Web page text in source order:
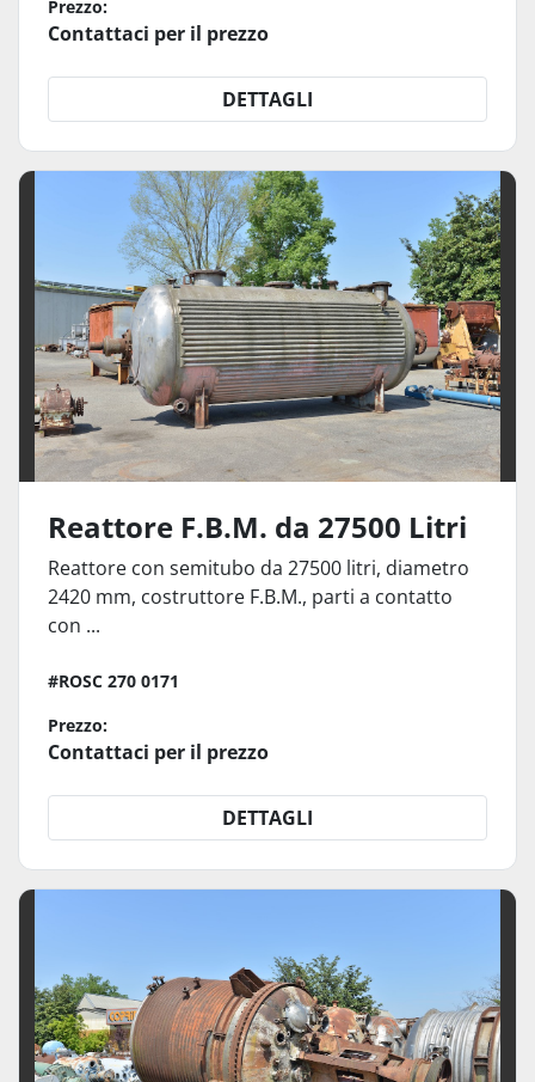
Prezzo:
Contattaci per il prezzo
DETTAGLI
Reattore F.B.M. da 27500 Litri
Reattore con semitubo da 27500 litri, diametro
2420 mm, costruttore F.B.M., parti a contatto
con ...
#ROSC 270 0171
Prezzo:
Contattaci per il prezzo
DETTAGLI